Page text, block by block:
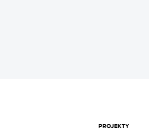
PROJEKTY